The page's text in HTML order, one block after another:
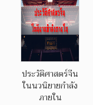
ประวัติศาสตร์จีน
ในนวนิยายกำลัง
ภายใน